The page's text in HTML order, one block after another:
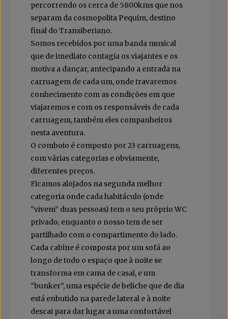
percorrendo os cerca de 5800kms que nos
separam da cosmopolita Pequim, destino
final do Transiberiano.
Somos recebidos por uma banda musical
que de imediato contagia os viajantes e os
motiva a dançar, antecipando a entrada na
carruagem de cada um, onde travaremos
conhecimento com as condições em que
viajaremos e com os responsáveis de cada
carruagem, também eles companheiros
nesta aventura.
O comboio é composto por 23 carruagens,
com várias categorias e obviamente,
diferentes preços.
Ficamos alojados na segunda melhor
categoria onde cada habitáculo (onde
“vivem” duas pessoas) tem o seu próprio WC
privado, enquanto o nosso tem de ser
partilhado com o compartimento do lado.
Cada cabine é composta por um sofá ao
longo de todo o espaço que à noite se
transforma em cama de casal, e um
“bunker”, uma espécie de beliche que de dia
está enbutido na parede lateral e à noite
descai para dar lugar a uma confortável